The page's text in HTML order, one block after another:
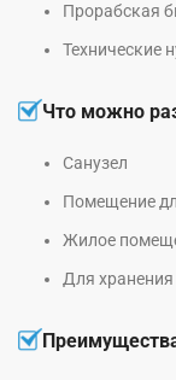
Прорабская
Технические
Что можно
Санузел
Помещение
Жилое
Для хранения